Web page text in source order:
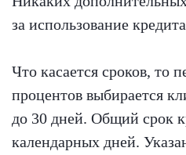
за использование
Что касается сроков, то
процентов выбирается
до 30 дней. Общий срок
календарных дней.